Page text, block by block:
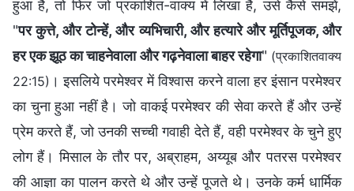
हुआ है, तो फिर जो प्रकाशित-वाक्य में लिखा है, उसे कैसे समझें,
"पर कुत्ते, और टोन्हें, और व्यभिचारी, और हत्यारे और मूर्तिपूजक, और
हर एक झूठ का चाहनेवाला और गढ़नेवाला बाहर रहेगा" (प्रकाशितवाक्य
22:15) । इसलिये परमेश्वर में विश्वास करने वाला हर इंसान परमेश्वर
का चुना हुआ नहीं है। जो वाकई परमेश्वर की सेवा करते हैं और उन्हें
प्रेम करते हैं, जो उनकी सच्ची गवाही देते हैं, वही परमेश्वर के चुने हुए
लोग हैं। मिसाल के तौर पर, अब्राहम, अय्यूब और पतरस परमेश्वर
की आज्ञा का पालन करते थे और उन्हें पूजते थे। उनके कर्म धार्मिक